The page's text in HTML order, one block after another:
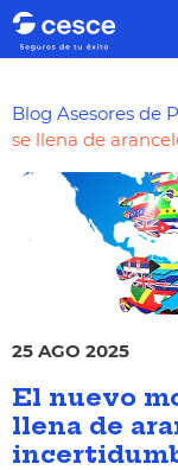
Blog Asesores de
se llena de
25 AGO 2025
El nuevo
llena de